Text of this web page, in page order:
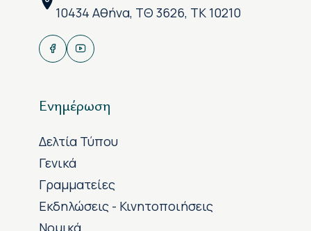
10434 Αθήνα, ΤΘ 3626, ΤΚ 10210
Ενημέρωση
Δελτία Τύπου
Γενικά
Γραμματείες
Εκδηλώσεις - Κινητοποιήσεις
Νομικά